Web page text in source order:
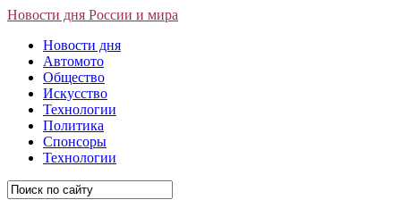
Новости дня России и мира
Новости дня
Автомото
Общество
Искусство
Технологии
Политика
Спонсоры
Технологии